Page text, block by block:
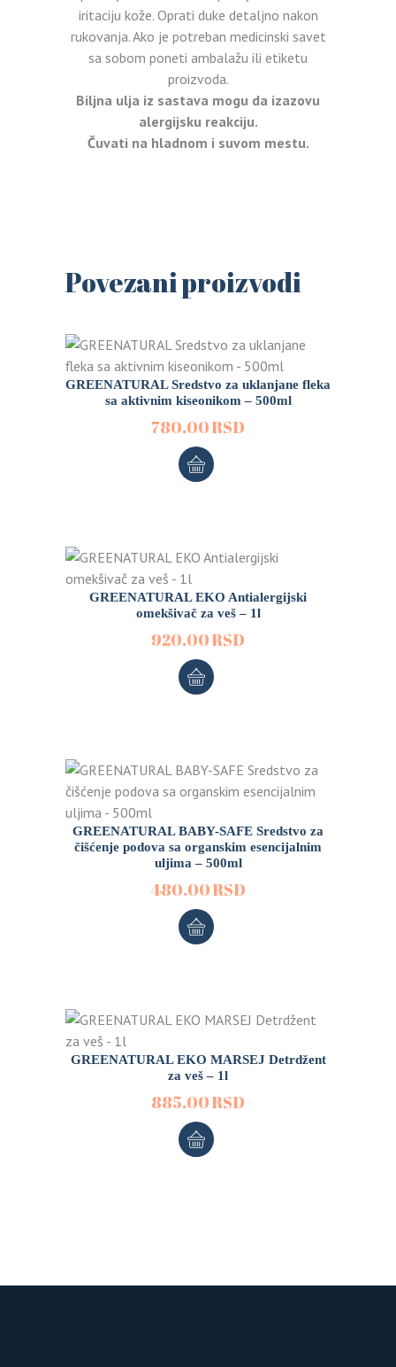
iritaciju kože. Oprati duke detaljno nakon
rukovanja. Ako je potreban medicinski savet
sa sobom poneti ambalažu ili etiketu
proizvoda.
Biljna ulja iz sastava mogu da izazovu
alergijsku reakciju.
Čuvati na hladnom i suvom mestu.
Povezani proizvodi
GREENATURAL Sredstvo za uklanjane fleka
sa aktivnim kiseonikom – 500ml
780.00RSD
GREENATURAL EKO Antialergijski
omekšivač za veš – 1l
920.00RSD
GREENATURAL BABY-SAFE Sredstvo za
čišćenje podova sa organskim esencijalnim
uljima – 500ml
480.00RSD
GREENATURAL EKO MARSEJ Detrdžent
za veš – 1l
885.00RSD